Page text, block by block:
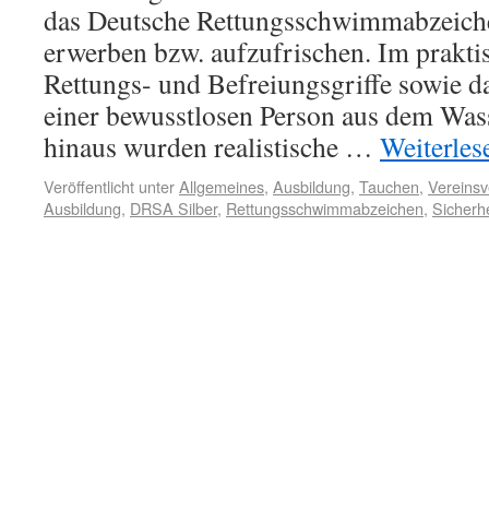
das Deutsche
erwerben bzw. aufzufrischen. Im
Rettungs- und Befreiungsgriffe sowie
einer bewusstlosen Person aus dem
hinaus wurden realistische …
Veröffentlicht unterAllgemeines, Ausbildung, Tauchen,
Ausbildung, DRSA Silber, Rettungsschwimmabzeichen,